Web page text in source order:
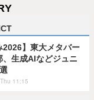
2026】東大メタバー
、生成AIなどジュニ
11:15